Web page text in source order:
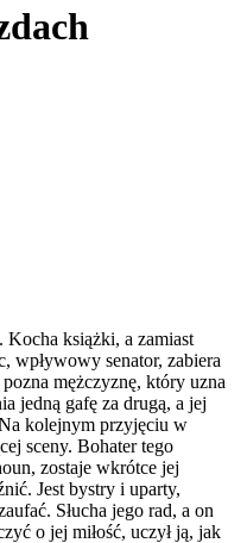
książki, a zamiast
wpływowy senator, zabiera
mężczyznę, który uzna
jedną gafę za drugą, a jej
kolejnym przyjęciu w
sceny. Bohater tego
zostaje wkrótce jej
Jest bystry i uparty,
Słucha jego rad, a on
o jej miłość, uczył ją, jak